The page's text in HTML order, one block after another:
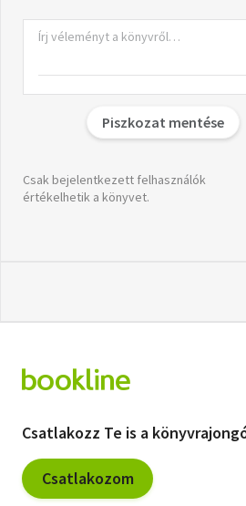
Piszkozat mentése
Csak bejelentkezett felhasználók
értékelhetik a könyvet.
Csatlakozz Te is a
Csatlakozom